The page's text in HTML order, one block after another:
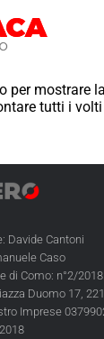
per mostrare
tutti i
Davide Cantoni
Caso
di Como: n°2/2018
Duomo 17,
Imprese